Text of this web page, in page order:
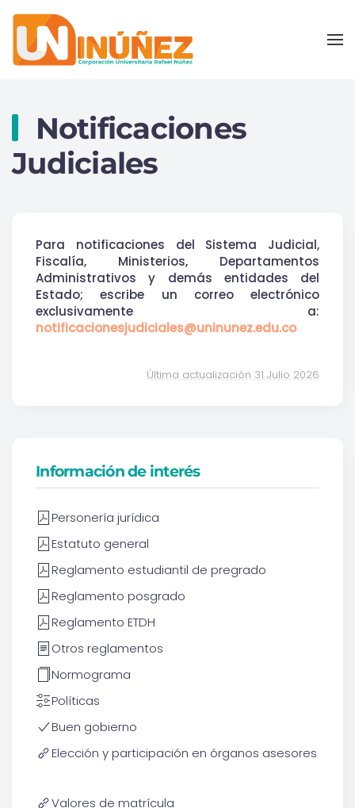
Skip to main content
Notificaciones
Judiciales
Para notificaciones del Sistema Judicial,
Fiscalía, Ministerios, Departamentos
Administrativos y demás entidades del
Estado; escribe un correo electrónico
exclusivamente a:
notificacionesjudiciales@uninunez.edu.co
Última actualización 31 Julio 2026
Información de interés
Personería jurídica
Estatuto general
Reglamento estudiantil de pregrado
Reglamento posgrado
Reglamento ETDH
Otros reglamentos
Normograma
Políticas
Buen gobierno
Elección y participación en órganos asesores
Valores de matrícula